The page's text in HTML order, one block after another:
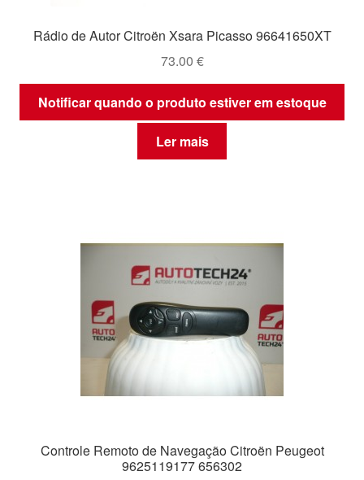
Rádio de Autor Citroën Xsara Picasso 96641650XT
73.00 €
Notificar quando o produto estiver em estoque
Ler mais
Controle Remoto de Navegação Citroën Peugeot
9625119177 656302